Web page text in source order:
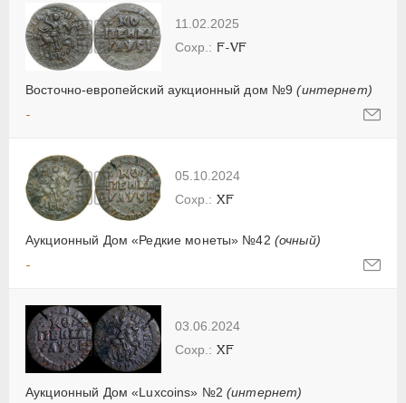
11.02.2025
Восточно-европейский аукционный дом №9(интернет)
F-VF
-
05.10.2024
Аукционный Дом «Редкие монеты» №42 (очный)
XF
-
03.06.2024
Аукционный Дом «Luxcoins» №2(интернет)
XF